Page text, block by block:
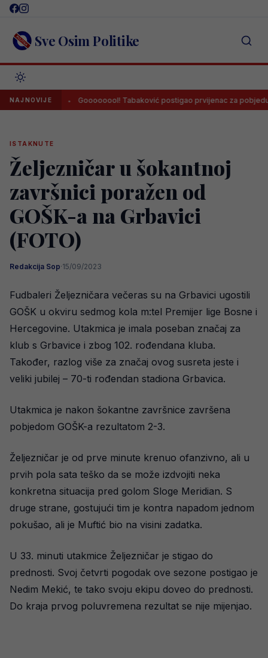
Skip
content Sve Osim Politike
NAJNOVIJEGoooooool! Tabaković postigao prvijenac za pobjedu
ISTAKNUTE
Željezničar u šokantnoj
završnici poražen od
GOŠK-a na Grbavici
(FOTO)
Redakcija Sop·15/09/2023
Fudbaleri Željezničara večeras su na Grbavici ugostili
GOŠK u okviru sedmog kola m:tel Premijer lige Bosne i
Hercegovine. Utakmica je imala poseban značaj za
klub s Grbavice i zbog 102. rođendana kluba.
Također, razlog više za značaj ovog susreta jeste i
veliki jubilej – 70-ti rođendan stadiona Grbavica.
Utakmica je nakon šokantne završnice završena
pobjedom GOŠK-a rezultatom 2-3.
Željezničar je od prve minute krenuo ofanzivno, ali u
prvih pola sata teško da se može izdvojiti neka
konkretna situacija pred golom Sloge Meridian. S
druge strane, gostujući tim je kontra napadom jednom
pokušao, ali je Muftić bio na visini zadatka.
U 33. minuti utakmice Željezničar je stigao do
prednosti. Svoj četvrti pogodak ove sezone postigao je
Nedim Mekić, te tako svoju ekipu doveo do prednosti.
Do kraja prvog poluvremena rezultat se nije mijenjao.